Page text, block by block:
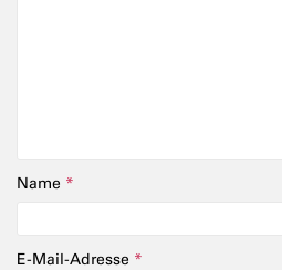
Name *
E-Mail-Adresse *